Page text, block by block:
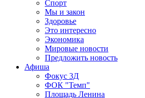
Спорт
Мы и закон
Здоровье
Это интересно
Экономика
Мировые новости
Предложить новость
Афиша
Фокус 3Д
ФОК "Темп"
Площадь Ленина